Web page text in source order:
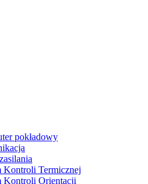
pokładowy
Kontroli Termicznej
Kontroli Orientacji